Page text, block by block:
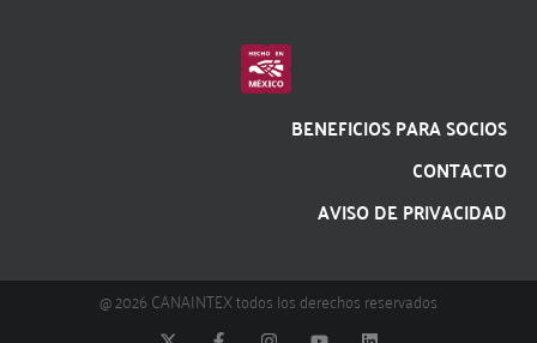
BENEFICIOS PARA SOCIOS
CONTACTO
AVISO DE PRIVACIDAD
@ 2026 CANAINTEX todos los derechos reservados